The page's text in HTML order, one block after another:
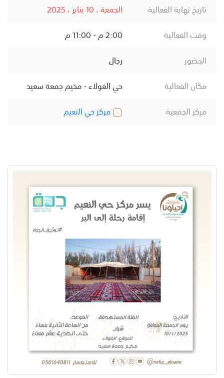
تاريخ نهاية الفعالية
الجمعة ، 10 يناير ، 2025
وقت الفعالية
2:00 م - 11:00 م
الحضور
رجال
مكان الفعالية
حي الغولاء - مخيم جمعة سعيد
مركز الجمعية
مركز حي النعيم